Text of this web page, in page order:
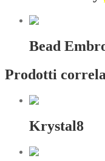
Bead
Prodotti
Krystal8